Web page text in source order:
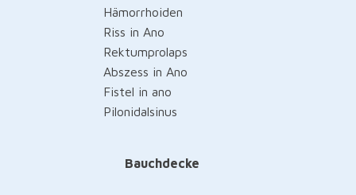
Hämorrhoiden
Riss in Ano
Rektumprolaps
Abszess in Ano
Fistel in ano
Pilonidalsinus
Bauchdecke